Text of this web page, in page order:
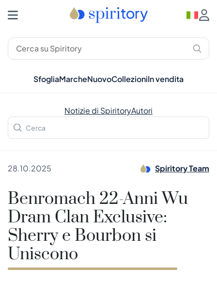
SfogliaMarcheNuovoCollezioniIn vendita
Notizie di SpiritoryAutori
28.10.2025 Spiritory Team
Benromach 22-Anni Wu
Dram Clan Exclusive:
Sherry e Bourbon si
Uniscono